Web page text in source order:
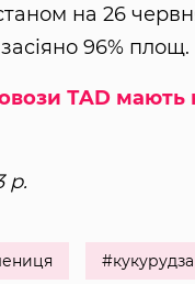
на 26
96% площ.
ТAD
р.
#кукурудза